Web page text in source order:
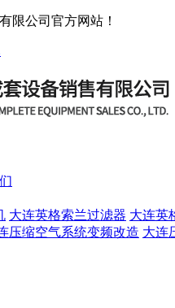
限公司官方网站！
大连英格索兰过滤器 大连英
压缩空气系统变频改造 大连